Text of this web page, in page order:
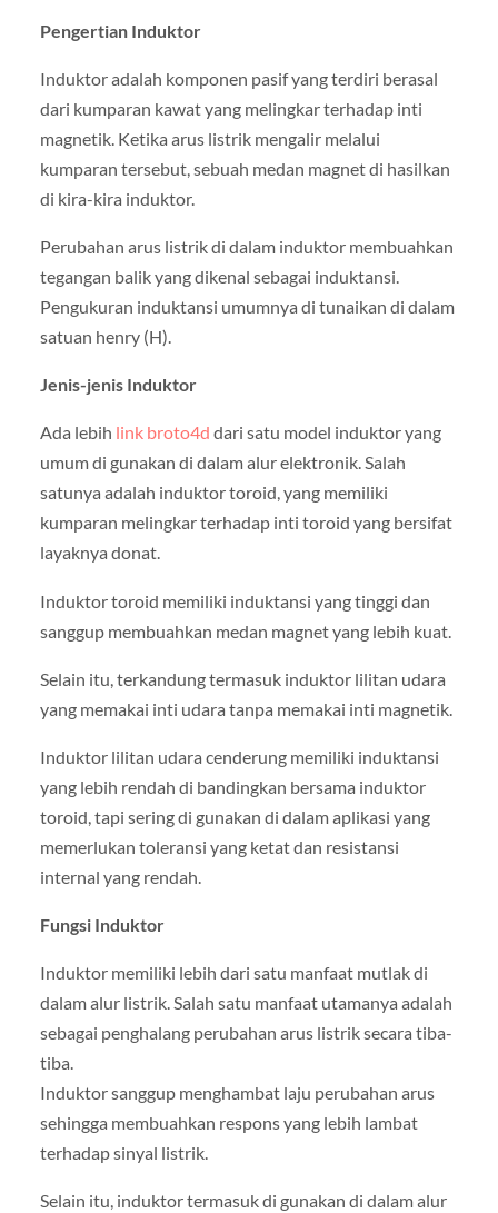
Pengertian Induktor
Induktor adalah komponen pasif yang terdiri berasal
dari kumparan kawat yang melingkar terhadap inti
magnetik. Ketika arus listrik mengalir melalui
kumparan tersebut, sebuah medan magnet di hasilkan
di kira-kira induktor.
Perubahan arus listrik di dalam induktor membuahkan
tegangan balik yang dikenal sebagai induktansi.
Pengukuran induktansi umumnya di tunaikan di dalam
satuan henry (H).
Jenis-jenis Induktor
Ada lebih link broto4d dari satu model induktor yang
umum di gunakan di dalam alur elektronik. Salah
satunya adalah induktor toroid, yang memiliki
kumparan melingkar terhadap inti toroid yang bersifat
layaknya donat.
Induktor toroid memiliki induktansi yang tinggi dan
sanggup membuahkan medan magnet yang lebih kuat.
Selain itu, terkandung termasuk induktor lilitan udara
yang memakai inti udara tanpa memakai inti magnetik.
Induktor lilitan udara cenderung memiliki induktansi
yang lebih rendah di bandingkan bersama induktor
toroid, tapi sering di gunakan di dalam aplikasi yang
memerlukan toleransi yang ketat dan resistansi
internal yang rendah.
Fungsi Induktor
Induktor memiliki lebih dari satu manfaat mutlak di
dalam alur listrik. Salah satu manfaat utamanya adalah
sebagai penghalang perubahan arus listrik secara tiba-
tiba.
Induktor sanggup menghambat laju perubahan arus
sehingga membuahkan respons yang lebih lambat
terhadap sinyal listrik.
Selain itu, induktor termasuk di gunakan di dalam alur